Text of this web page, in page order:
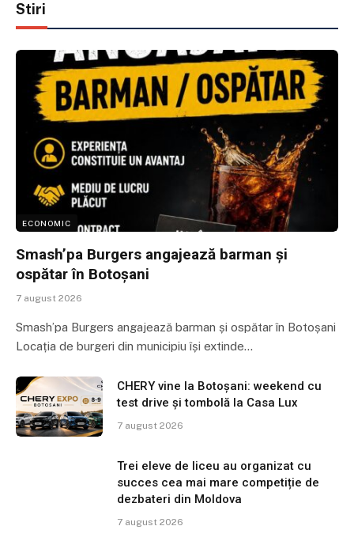
Stiri
ECONOMIC
Smash’pa Burgers angajează barman și
ospătar în Botoșani
7 august 2026
Smash’pa Burgers angajează barman și ospătar în Botoșani
Locația de burgeri din municipiu își extinde…
CHERY vine la Botoșani: weekend cu
test drive și tombolă la Casa Lux
7 august 2026
Trei eleve de liceu au organizat cu
succes cea mai mare competiție de
dezbateri din Moldova
7 august 2026